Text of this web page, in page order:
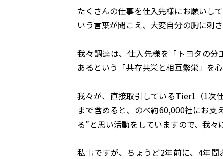
たくさんの仕事を仕入先様にお願いし
いう言葉が聞こえ、大変自分の胸に刺さ
我々調達は、仕入先様を「トヨタの
あるという「共存共栄と相互繁栄」を
我々が、直接取引しているTier1 （1次
まで含めると、のべ約60,000社にお支
る”と思い活動をしていますので、我々
私事ですが、ちょうど2年前に、 4年間